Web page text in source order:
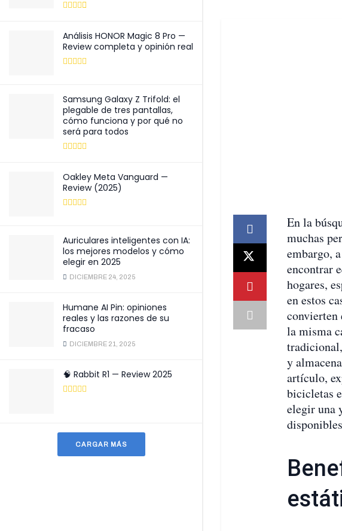
Análisis HONOR Magic 8 Pro —
Review completa y opinión real
Samsung Galaxy Z Trifold: el
plegable de tres pantallas,
cómo funciona y por qué no
será para todos
Oakley Meta Vanguard —
Review (2025)
Auriculares inteligentes con IA:
los mejores modelos y cómo
elegir en 2025
DICIEMBRE 24, 2025
Humane AI Pin: opiniones
reales y las razones de su
fracaso
DICIEMBRE 21, 2025
🧠 Rabbit R1 — Review 2025
CARGAR MÁS
En la
muchas
embargo,
encontrar
hogares,
en estos
convierten
la misma
y
artículo,
bicicletas
elegir una